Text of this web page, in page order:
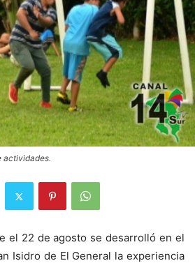
actividades.
el 22 de agosto se desarrolló en el
Isidro de El General la experiencia